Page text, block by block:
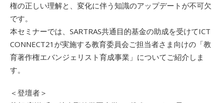
権の正しい理解と、変化に伴う知識のアップデートが不可欠
です。
本セミナーでは、SARTRAS共通目的基金の助成を受けてICT
CONNECT21が実施する教育委員会ご担当者さま向けの「教
育著作権エバンジェリスト育成事業」についてご紹介しま
す。
＜登壇者＞